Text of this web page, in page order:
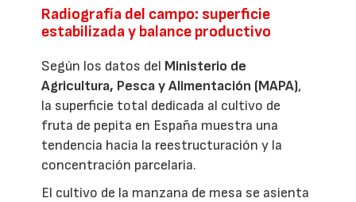
Radiografía del campo: superficie
estabilizada y balance productivo
Según los datos del Ministerio de
Agricultura, Pesca y Alimentación (MAPA),
la superficie total dedicada al cultivo de
fruta de pepita en España muestra una
tendencia hacia la reestructuración y la
concentración parcelaria.
El cultivo de la manzana de mesa se asienta